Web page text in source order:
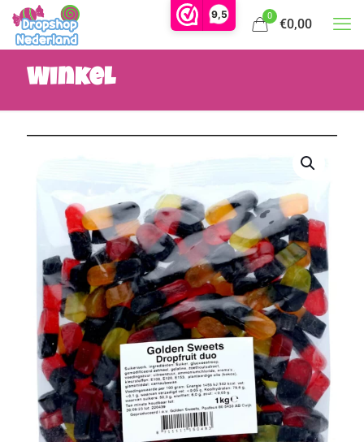
9,5 0
€0,00
Winkel